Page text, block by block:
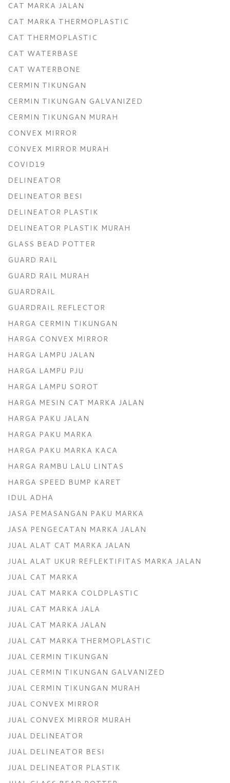
CAT MARKA JALAN
CAT MARKA THERMOPLASTIC
CAT THERMOPLASTIC
CAT WATERBASE
CAT WATERBONE
CERMIN TIKUNGAN
CERMIN TIKUNGAN GALVANIZED
CERMIN TIKUNGAN MURAH
CONVEX MIRROR
CONVEX MIRROR MURAH
COVID19
DELINEATOR
DELINEATOR BESI
DELINEATOR PLASTIK
DELINEATOR PLASTIK MURAH
GLASS BEAD POTTER
GUARD RAIL
GUARD RAIL MURAH
GUARDRAIL
GUARDRAIL REFLECTOR
HARGA CERMIN TIKUNGAN
HARGA CONVEX MIRROR
HARGA LAMPU JALAN
HARGA LAMPU PJU
HARGA LAMPU SOROT
HARGA MESIN CAT MARKA JALAN
HARGA PAKU JALAN
HARGA PAKU MARKA
HARGA PAKU MARKA KACA
HARGA RAMBU LALU LINTAS
HARGA SPEED BUMP KARET
IDUL ADHA
JASA PEMASANGAN PAKU MARKA
JASA PENGECATAN MARKA JALAN
JUAL ALAT CAT MARKA JALAN
JUAL ALAT UKUR REFLEKTIFITAS MARKA JALAN
JUAL CAT MARKA
JUAL CAT MARKA COLDPLASTIC
JUAL CAT MARKA JALA
JUAL CAT MARKA JALAN
JUAL CAT MARKA THERMOPLASTIC
JUAL CERMIN TIKUNGAN
JUAL CERMIN TIKUNGAN GALVANIZED
JUAL CERMIN TIKUNGAN MURAH
JUAL CONVEX MIRROR
JUAL CONVEX MIRROR MURAH
JUAL DELINEATOR
JUAL DELINEATOR BESI
JUAL DELINEATOR PLASTIK